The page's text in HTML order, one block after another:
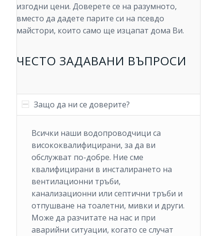
изгодни цени. Доверете се на разумното,
вместо да дадете парите си на псевдо
майстори, които само ще изцапат дома Ви.
ЧЕСТО ЗАДАВАНИ ВЪПРОСИ
Защо да ни се доверите?
Всички наши водопроводчици са
висококвалифицирани, за да ви
обслужват по-добре. Ние сме
квалифицирани в инсталирането на
вентилационни тръби,
канализационни или септични тръби и
отпушване на тоалетни, мивки и други.
Може да разчитате на нас и при
аварийни ситуации, когато се случат